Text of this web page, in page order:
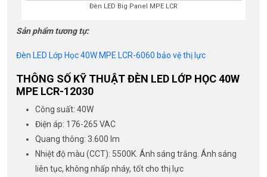
Đèn LED Big Panel MPE LCR
Sản phẩm tương tự:
Đèn LED Lớp Học 40W MPE LCR-6060 bảo vệ thị lực
THÔNG SỐ KỸ THUẬT ĐÈN LED LỚP HỌC 40W
MPE LCR-12030
Công suất: 40W
Điện áp: 176-265 VAC
Quang thông: 3.600 lm
Nhiệt độ màu (CCT): 5500K. Ánh sáng trắng. Ánh sáng
liên tục, không nhấp nháy, tốt cho thị lực